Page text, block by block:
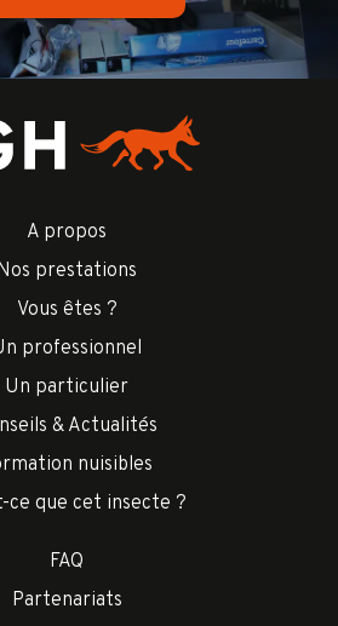
A propos
prestations
Vous êtes ?
professionnel
Un particulier
& Actualités
nuisibles
ce que cet insecte ?
FAQ
Partenariats